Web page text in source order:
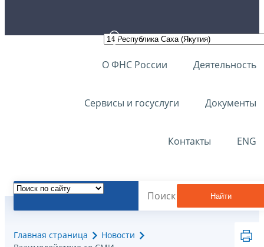
О ФНС России Деятельность
Сервисы и госуслуги Документы
Контакты ENG
Найти
Главная страница
Новости